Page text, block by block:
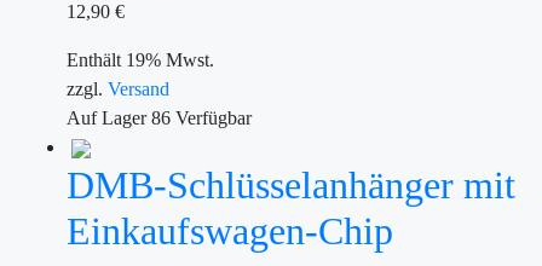
12,90 €
Enthält 19% Mwst.
zzgl. Versand
Auf Lager86 Verfügbar
DMB-Schlüsselanhänger mit
Einkaufswagen-Chip